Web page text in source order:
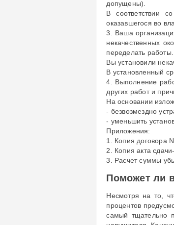
допущены).
В соответствии
оказавшегося во
3. Ваша
некачественных
переделать работы.
Вы установили
В установленный
4. Выполнение
других работ и
На основании
- безвозмездно
- уменьшить
Приложения:
1. Копия договора
2. Копия акта
3. Расчет суммы
Поможет ли
Несмотря на то,
процентов
самый тщательно